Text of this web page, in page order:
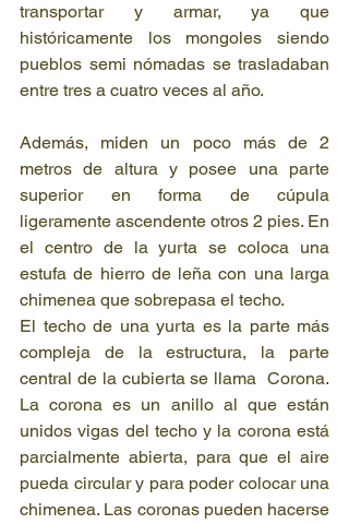
transportar y armar, ya que
históricamente los mongoles siendo
pueblos semi nómadas se trasladaban
entre tres a cuatro veces al año.
Además, miden un poco más de 2
metros de altura y posee una parte
superior en forma de cúpula
ligeramente ascendente otros 2 pies. En
el centro de la yurta se coloca una
estufa de hierro de leña con una larga
chimenea que sobrepasa el techo.
El techo de una yurta es la parte más
compleja de la estructura, la parte
central de la cubierta se llama  Corona.
La corona es un anillo al que están
unidos vigas del techo y la corona está
parcialmente abierta, para que el aire
pueda circular y para poder colocar una
chimenea. Las coronas pueden hacerse